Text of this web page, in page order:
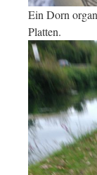
Ein Dorn
Platten.